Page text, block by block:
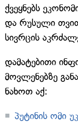
ქვეყნებს
და რუსული
სივრცის
დამატებითი
მოვლენებზე
ნახოთ აქ:
პუტინის ომი